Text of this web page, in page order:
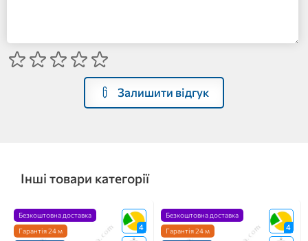
Залишити відгук
Інші товари категорії
4
Безкоштовна доставка
Гарантія 24 м
4
Безкоштовна доставка
Гарантія 24 м